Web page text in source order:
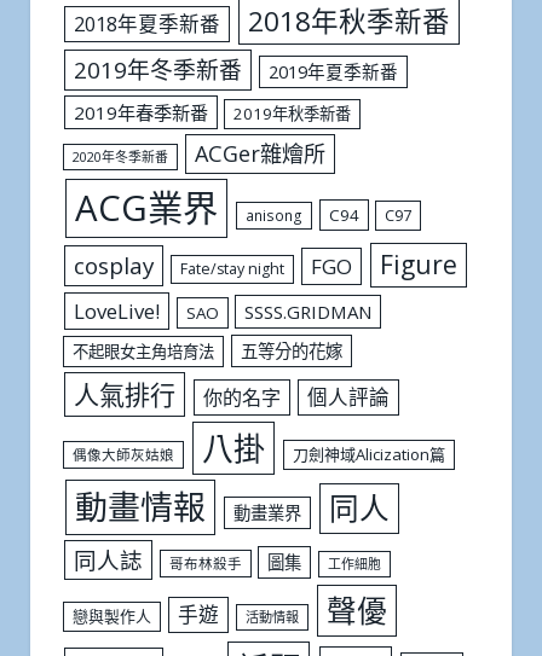
2018年夏季新番 2018年秋季新番
2019年冬季新番
2019年夏季新番
2019年春季新番
2019年秋季新番
2020年冬季新番 ACGer雜燴所
ACG業界 anisong C94 C97
cosplay Fate/stay night FGO Figure
LoveLive! SAO SSSS.GRIDMAN
不起眼女主角培育法 五等分的花嫁
人氣排行 你的名字 個人評論
偶像大師灰姑娘 八掛 刀劍神域Alicization篇
動畫情報 動畫業界 同人
同人誌 哥布林殺手 圖集 工作細胞
戀與製作人 手遊 活動情報 聲優